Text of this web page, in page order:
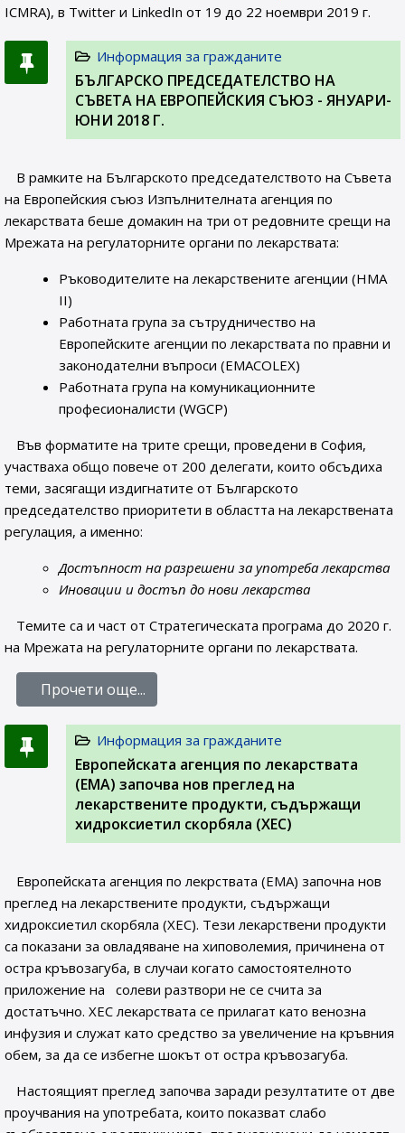
ICMRA), в Twitter и LinkedIn от 19 до 22 ноември 2019 г.
Информация за гражданите
БЪЛГАРСКО ПРЕДСЕДАТЕЛСТВО НА
СЪВЕТА НА ЕВРОПЕЙСКИЯ СЪЮЗ - ЯНУАРИ-
ЮНИ 2018 Г.
В рамките на Българското председателството на Съвета
на Европейския съюз Изпълнителната агенция по
лекарствата беше домакин на три от редовните срещи на
Мрежата на регулаторните органи по лекарствата:
Ръководителите на лекарствените агенции (HMA
II)
Работната група за сътрудничество на
Европейските агенции по лекарствата по правни и
законодателни въпроси (EMACOLEX)
Работната група на комуникационните
професионалисти (WGCP)
Във форматите на трите срещи, проведени в София,
участваха общо повече от 200 делегати, които обсъдиха
теми, засягащи издигнатите от Българското
председателство приоритети в областта на лекарствената
регулация, а именно:
Достъпност на разрешени за употреба лекарства
Иновации и достъп до нови лекарства
Темите са и част от Стратегическата програма до 2020 г.
на Мрежата на регулаторните органи по лекарствата.
Прочети още...
Информация за гражданите
Европейската агенция по лекарствата
(ЕМА) започва нов преглед на
лекарствените продукти, съдържащи
хидроксиетил скорбяла (ХЕС)
Европейската агенция по лекрствата (ЕМА) започна нов
преглед на лекарствените продукти, съдържащи
хидроксиетил скорбяла (ХЕС). Тези лекарствени продукти
са показани за овладяване на хиповолемия, причинена от
остра кръвозагуба, в случаи когато самостоятелното
приложение на солеви разтвори не се счита за
достатъчно. ХЕС лекарствата се прилагат като венозна
инфузия и служат като средство за увеличение на кръвния
обем, за да се избегне шокът от остра кръвозагуба.
Настоящият преглед започва заради резултатите от две
проучвания на употребата, които показват слабо